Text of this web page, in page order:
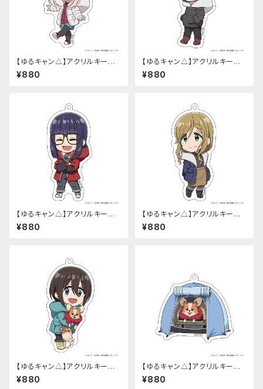
【ゆるキャン△】アクリルキーホ
ルダー (『SEASON3』各務原 な
でしこ)
¥880
【ゆるキャン△】アクリルキーホ
ルダー (『SEASON3』志摩リン)
¥880
【ゆるキャン△】アクリルキーホ
ルダー (『SEASON3』大垣 千
明)
¥880
【ゆるキャン△】アクリルキーホ
ルダー (『SEASON3』犬山 あお
い)
¥880
【ゆるキャン△】アクリルキーホ
ルダー (『SEASON3』斉藤 恵
那)
¥880
【ゆるキャン△】アクリルキーホ
ルダー (『SEASON3』ちくわ)
¥880